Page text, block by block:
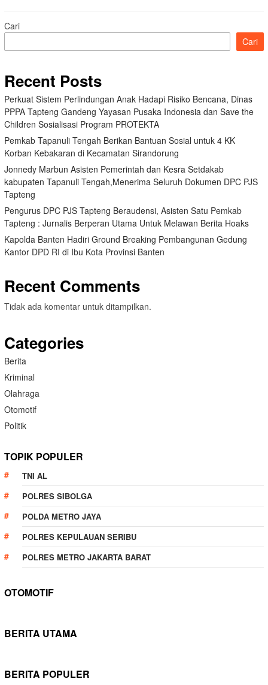
Cari
Cari
Recent Posts
Perkuat Sistem Perlindungan Anak Hadapi Risiko Bencana, Dinas
PPPA Tapteng Gandeng Yayasan Pusaka Indonesia dan Save the
Children Sosialisasi Program PROTEKTA
Pemkab Tapanuli Tengah Berikan Bantuan Sosial untuk 4 KK
Korban Kebakaran di Kecamatan Sirandorung
Jonnedy Marbun Asisten Pemerintah dan Kesra Setdakab
kabupaten Tapanuli Tengah,Menerima Seluruh Dokumen DPC PJS
Tapteng
Pengurus DPC PJS Tapteng Beraudensi, Asisten Satu Pemkab
Tapteng : Jurnalis Berperan Utama Untuk Melawan Berita Hoaks
Kapolda Banten Hadiri Ground Breaking Pembangunan Gedung
Kantor DPD RI di Ibu Kota Provinsi Banten
Recent Comments
Tidak ada komentar untuk ditampilkan.
Categories
Berita
Kriminal
Olahraga
Otomotif
Politik
TOPIK POPULER
TNI AL
POLRES SIBOLGA
POLDA METRO JAYA
POLRES KEPULAUAN SERIBU
POLRES METRO JAKARTA BARAT
OTOMOTIF
BERITA UTAMA
BERITA POPULER